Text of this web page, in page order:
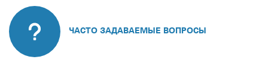
ЧАСТО ЗАДАВАЕМЫЕ ВОПРОСЫ